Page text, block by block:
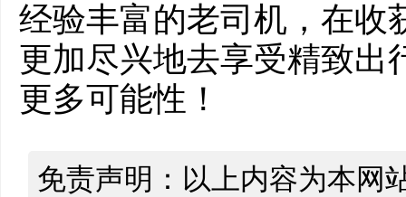
经验丰富的老司机，在收
更加尽兴地去享受精致出
更多可能性！
免责声明：以上内容为本网